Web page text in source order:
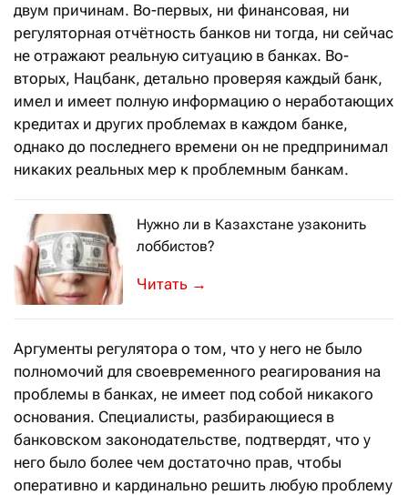
двум причинам. Во-первых, ни финансовая, ни
регуляторная отчётность банков ни тогда, ни сейчас
не отражают реальную ситуацию в банках. Во-
вторых, Нацбанк, детально проверяя каждый банк,
имел и имеет полную информацию о неработающих
кредитах и других проблемах в каждом банке,
однако до последнего времени он не предпринимал
никаких реальных мер к проблемным банкам.
Нужно ли в Казахстане узаконить
лоббистов?
Ещё с прошлого века – с 1998 – в
→
Аргументы регулятора о том, что у него не было
полномочий для своевременного реагирования на
проблемы в банках, не имеет под собой никакого
основания. Специалисты, разбирающиеся в
банковском законодательстве, подтвердят, что у
него было более чем достаточно прав, чтобы
оперативно и кардинально решить любую проблему